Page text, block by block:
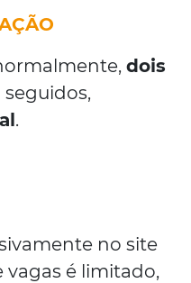
dois
seguidos,
.
no site
vagas é limitado,